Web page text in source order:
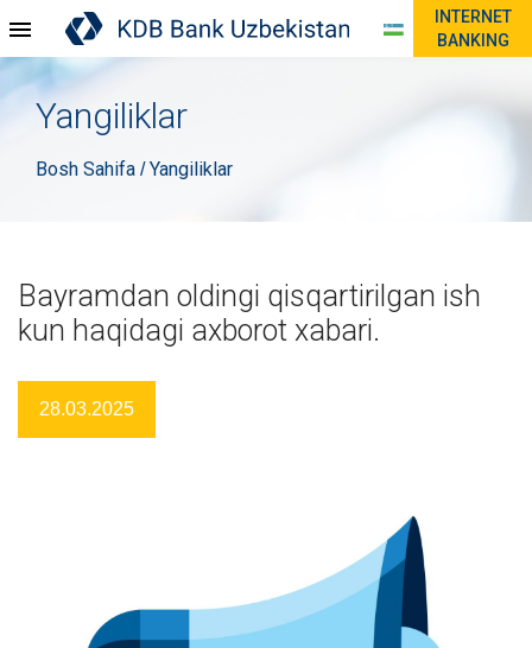
INTERNET
BANKING
Yangiliklar
Bosh Sahifa /Yangiliklar
Bayramdan oldingi qisqartirilgan ish
kun haqidagi axborot xabari.
28.03.2025